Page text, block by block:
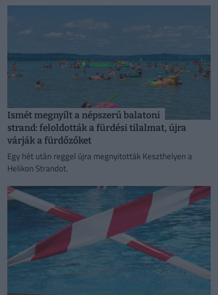
Ismét megnyílt a népszerű balatoni
strand: feloldották a fürdési tilalmat, újra
várják a fürdőzőket
Egy hét után reggel újra megnyitották Keszthelyen a
Helikon Strandot.